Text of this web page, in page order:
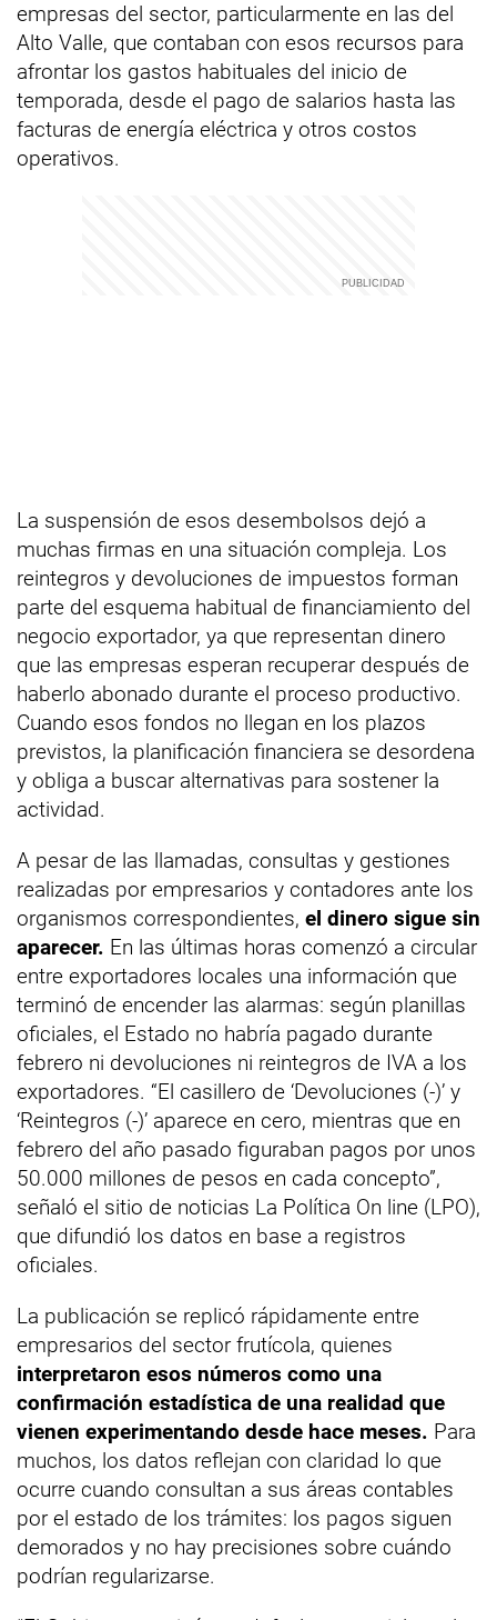
empresas del sector, particularmente en las del
Alto Valle, que contaban con esos recursos para
afrontar los gastos habituales del inicio de
temporada, desde el pago de salarios hasta las
facturas de energía eléctrica y otros costos
operativos.
La suspensión de esos desembolsos dejó a
muchas firmas en una situación compleja. Los
reintegros y devoluciones de impuestos forman
parte del esquema habitual de financiamiento del
negocio exportador, ya que representan dinero
que las empresas esperan recuperar después de
haberlo abonado durante el proceso productivo.
Cuando esos fondos no llegan en los plazos
previstos, la planificación financiera se desordena
y obliga a buscar alternativas para sostener la
actividad.
A pesar de las llamadas, consultas y gestiones
realizadas por empresarios y contadores ante los
organismos correspondientes, el dinero sigue sin
aparecer. En las últimas horas comenzó a circular
entre exportadores locales una información que
terminó de encender las alarmas: según planillas
oficiales, el Estado no habría pagado durante
febrero ni devoluciones ni reintegros de IVA a los
exportadores. “El casillero de ‘Devoluciones (-)’ y
‘Reintegros (-)’ aparece en cero, mientras que en
febrero del año pasado figuraban pagos por unos
50.000 millones de pesos en cada concepto”,
señaló el sitio de noticias La Política On line (LPO),
que difundió los datos en base a registros
oficiales.
La publicación se replicó rápidamente entre
empresarios del sector frutícola, quienes
interpretaron esos números como una
confirmación estadística de una realidad que
vienen experimentando desde hace meses. Para
muchos, los datos reflejan con claridad lo que
ocurre cuando consultan a sus áreas contables
por el estado de los trámites: los pagos siguen
demorados y no hay precisiones sobre cuándo
podrían regularizarse.